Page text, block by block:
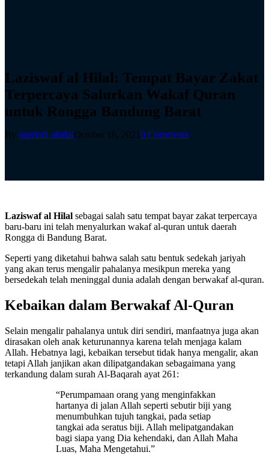
Laziswaf al Hilal: Tempat Bayar Zakat
Terpercaya Salurkan Wakaf Quran
untuk Rongga Bandung Barat
By supriadi alhilalOctober 16, 20210 Comments
Laziswaf al Hilal sebagai salah satu tempat bayar zakat terpercaya
baru-baru ini telah menyalurkan wakaf al-quran untuk daerah
Rongga di Bandung Barat.
Seperti yang diketahui bahwa salah satu bentuk sedekah jariyah
yang akan terus mengalir pahalanya mesikpun mereka yang
bersedekah telah meninggal dunia adalah dengan berwakaf al-quran.
Kebaikan dalam Berwakaf Al-Quran
Selain mengalir pahalanya untuk diri sendiri, manfaatnya juga akan
dirasakan oleh anak keturunannya karena telah menjaga kalam
Allah. Hebatnya lagi, kebaikan tersebut tidak hanya mengalir, akan
tetapi Allah janjikan akan dilipatgandakan sebagaimana yang
terkandung dalam surah Al-Baqarah ayat 261:
“Perumpamaan orang yang menginfakkan
hartanya di jalan Allah seperti sebutir biji yang
menumbuhkan tujuh tangkai, pada setiap
tangkai ada seratus biji. Allah melipatgandakan
bagi siapa yang Dia kehendaki, dan Allah Maha
Luas, Maha Mengetahui.”